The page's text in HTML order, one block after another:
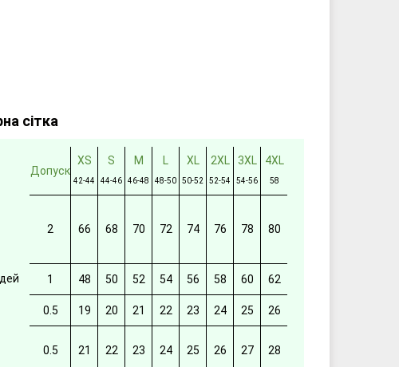
сітка
Допуск
XS
42-44
S
44-46
M
46-48
L
48-50
XL
50-52
2XL
52-54
3XL
54-56
4XL
58
2 66 68 70 72 74 76 78 80
1 48 50 52 54 56 58 60 62
0.5 19 20 21 22 23 24 25 26
0.5 21 22 23 24 25 26 27 28